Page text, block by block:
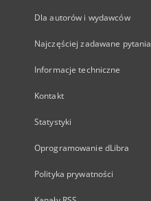
Dla autorów i wydawców
Najczęściej zadawane pytania
Informacje techniczne
Kontakt
Statystyki
Oprogramowanie dLibra
Polityka prywatności